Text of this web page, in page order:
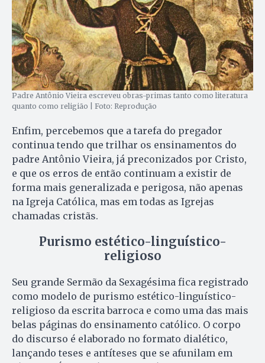
Padre Antônio Vieira escreveu obras-primas tanto como literatura
quanto como religião | Foto: Reprodução
Enfim, percebemos que a tarefa do pregador
continua tendo que trilhar os ensinamentos do
padre Antônio Vieira, já preconizados por Cristo,
e que os erros de então continuam a existir de
forma mais generalizada e perigosa, não apenas
na Igreja Católica, mas em todas as Igrejas
chamadas cristãs.
Purismo estético-linguístico-
religioso
Seu grande Sermão da Sexagésima fica registrado
como modelo de purismo estético-linguístico-
religioso da escrita barroca e como uma das mais
belas páginas do ensinamento católico. O corpo
do discurso é elaborado no formato dialético,
lançando teses e antíteses que se afunilam em